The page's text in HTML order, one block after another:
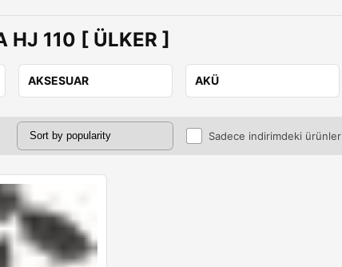
HJ 110 [ ÜLKER ]
AKSESUAR AKÜ
Sadece indirimdeki ürünler